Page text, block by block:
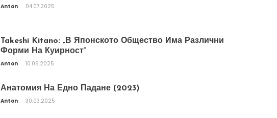
Anton 04.07.2025
Takeshi Kitano: „В Японското Общество Има Различни
Форми На Куирност“
Anton 10.06.2025
Анатомия На Едно Падане (2023)
Anton 30.03.2025